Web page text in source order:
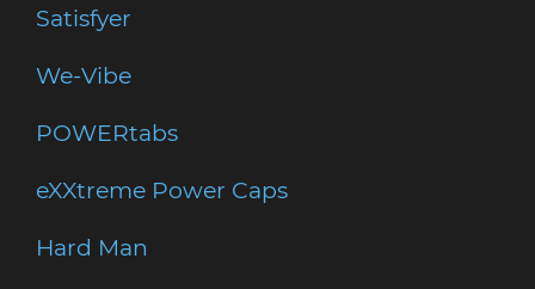
Satisfyer
We-Vibe
POWERtabs
eXXtreme Power Caps
Hard Man